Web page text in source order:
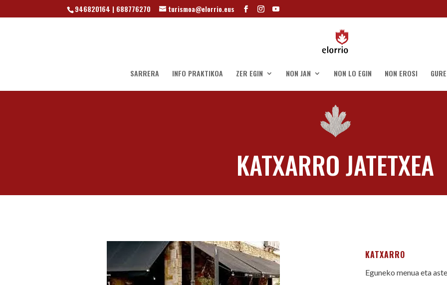
946820164 | 688776270 turismoa@elorrio.eus
SARRERA INFO PRAKTIKOA ZER EGIN NON JAN NON LO EGIN NON EROSI
KATXARRO JATETXEA
KATXARRO
Eguneko menua eta